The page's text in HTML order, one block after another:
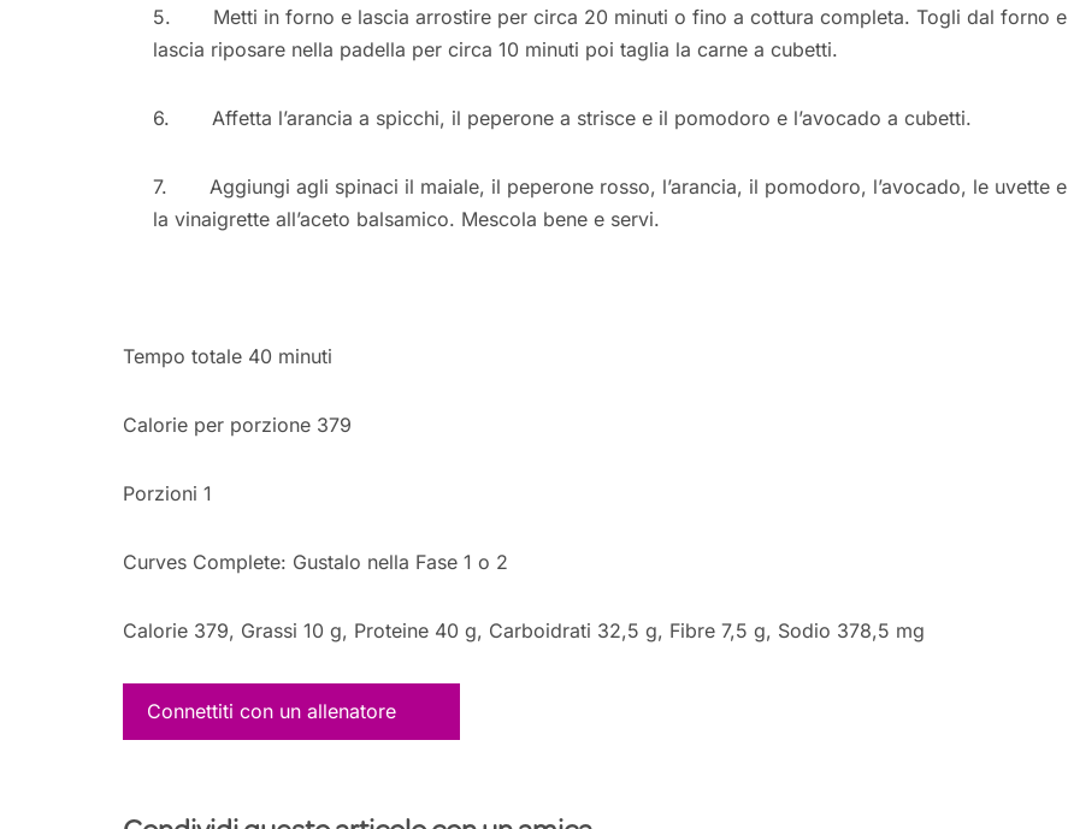
5. Metti in forno e lascia arrostire per circa 20 minuti o fino a cottura completa. Togli dal forno e
lascia riposare nella padella per circa 10 minuti poi taglia la carne a cubetti.
6. Affetta l’arancia a spicchi, il peperone a strisce e il pomodoro e l’avocado a cubetti.
7. Aggiungi agli spinaci il maiale, il peperone rosso, l’arancia, il pomodoro, l’avocado, le uvette e
la vinaigrette all’aceto balsamico. Mescola bene e servi.
Tempo totale 40 minuti
Calorie per porzione 379
Porzioni 1
Curves Complete: Gustalo nella Fase 1 o 2
Calorie 379, Grassi 10 g, Proteine 40 g, Carboidrati 32,5 g, Fibre 7,5 g, Sodio 378,5 mg
Connettiti con un allenatore